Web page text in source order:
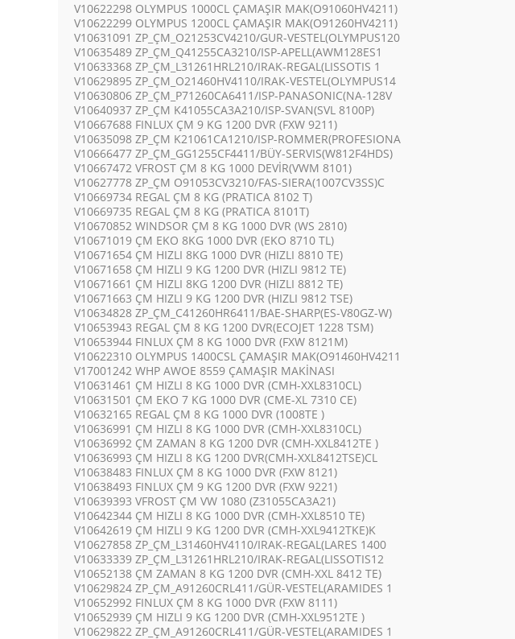
V10622298 OLYMPUS 1000CL ÇAMAŞIR MAK(O91060HV4211)
V10622299 OLYMPUS 1200CL ÇAMAŞIR MAK(O91260HV4211)
V10631091 ZP_ÇM_O21253CV4210/GUR-VESTEL(OLYMPUS120
V10635489 ZP_ÇM_Q41255CA3210/ISP-APELL(AWM128ES1
V10633368 ZP_ÇM_L31261HRL210/IRAK-REGAL(LISSOTIS 1
V10629895 ZP_ÇM_O21460HV4110/IRAK-VESTEL(OLYMPUS14
V10630806 ZP_ÇM_P71260CA6411/ISP-PANASONIC(NA-128V
V10640937 ZP_ÇM K41055CA3A210/ISP-SVAN(SVL 8100P)
V10667688 FINLUX ÇM 9 KG 1200 DVR (FXW 9211)
V10635098 ZP_ÇM K21061CA1210/ISP-ROMMER(PROFESIONA
V10666477 ZP_ÇM_GG1255CF4411/BÜY-SERVIS(W812F4HDS)
V10667472 VFROST ÇM 8 KG 1000 DEVİR(VWM 8101)
V10627778 ZP_ÇM O91053CV3210/FAS-SIERA(1007CV3SS)C
V10669734 REGAL ÇM 8 KG (PRATICA 8102 T)
V10669735 REGAL ÇM 8 KG (PRATICA 8101T)
V10670852 WINDSOR ÇM 8 KG 1000 DVR (WS 2810)
V10671019 ÇM EKO 8KG 1000 DVR (EKO 8710 TL)
V10671654 ÇM HIZLI 8KG 1000 DVR (HIZLI 8810 TE)
V10671658 ÇM HIZLI 9 KG 1200 DVR (HIZLI 9812 TE)
V10671661 ÇM HIZLI 8KG 1200 DVR (HIZLI 8812 TE)
V10671663 ÇM HIZLI 9 KG 1200 DVR (HIZLI 9812 TSE)
V10634828 ZP_ÇM_C41260HR6411/BAE-SHARP(ES-V80GZ-W)
V10653943 REGAL ÇM 8 KG 1200 DVR(ECOJET 1228 TSM)
V10653944 FINLUX ÇM 8 KG 1000 DVR (FXW 8121M)
V10622310 OLYMPUS 1400CSL ÇAMAŞIR MAK(O91460HV4211
V17001242 WHP AWOE 8559 ÇAMAŞIR MAKİNASI
V10631461 ÇM HIZLI 8 KG 1000 DVR (CMH-XXL8310CL)
V10631501 ÇM EKO 7 KG 1000 DVR (CME-XL 7310 CE)
V10632165 REGAL ÇM 8 KG 1000 DVR (1008TE )
V10636991 ÇM HIZLI 8 KG 1000 DVR (CMH-XXL8310CL)
V10636992 ÇM ZAMAN 8 KG 1200 DVR (CMH-XXL8412TE )
V10636993 ÇM HIZLI 8 KG 1200 DVR(CMH-XXL8412TSE)CL
V10638483 FINLUX ÇM 8 KG 1000 DVR (FXW 8121)
V10638493 FINLUX ÇM 9 KG 1200 DVR (FXW 9221)
V10639393 VFROST ÇM VW 1080 (Z31055CA3A21)
V10642344 ÇM HIZLI 8 KG 1000 DVR (CMH-XXL8510 TE)
V10642619 ÇM HIZLI 9 KG 1200 DVR (CMH-XXL9412TKE)K
V10627858 ZP_ÇM_L31460HV4110/IRAK-REGAL(LARES 1400
V10633339 ZP_ÇM_L31261HRL210/IRAK-REGAL(LISSOTIS12
V10652138 ÇM ZAMAN 8 KG 1200 DVR (CMH-XXL 8412 TE)
V10629824 ZP_ÇM_A91260CRL411/GÜR-VESTEL(ARAMIDES 1
V10652992 FINLUX ÇM 8 KG 1000 DVR (FXW 8111)
V10652939 ÇM HIZLI 9 KG 1200 DVR (CMH-XXL9512TE )
V10629822 ZP_ÇM_A91260CRL411/GÜR-VESTEL(ARAMIDES 1